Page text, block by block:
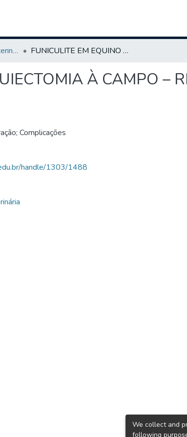
Portfólio- Medicina Veterinária FUNICULITE EM EQUINO APÓS ORQUIECTOMIA À CAMPO – RELATO DE CASO
À CAMPO –
Complicações
handle/1303/1488
We collect and
following